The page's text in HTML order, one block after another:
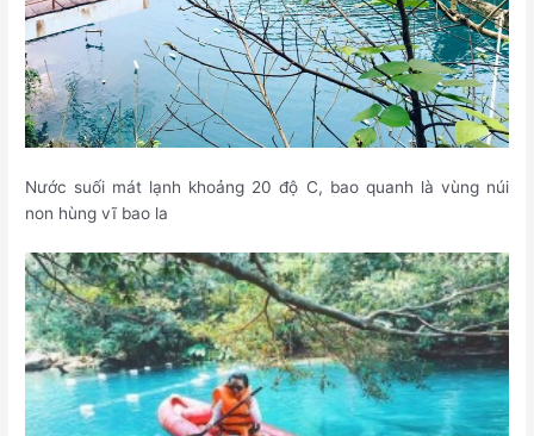
Nước suối mát lạnh khoảng 20 độ C, bao quanh là vùng núi
non hùng vĩ bao la